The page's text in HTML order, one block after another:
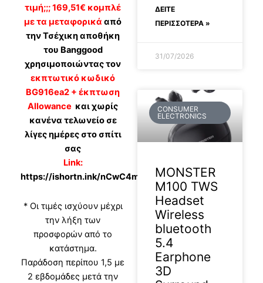
τιμή;;; 169,51€ κομπλέ
με τα μεταφορικά από
την Τσέχικη αποθήκη
του Banggood
χρησιμοποιώντας τον
εκπτωτικό κωδικό
BG916ea2 + έκπτωση
Allowance και χωρίς
κανένα τελωνείο σε
λίγες ημέρες στο σπίτι
σας
Link:
https://ishortn.ink/nCwC4mvw3
* Οι τιμές ισχύουν μέχρι
την λήξη των
προσφορών από το
κατάστημα.
Παράδοση περίπου 1,5 με
2 εβδομάδες μετά την
ΔΕΊΤΕ
ΠΕΡΙΣΣΟΤΕΡΑ »
31/07/2026
CONSUMER
ELECTRONICS
MONSTER
M100 TWS
Headset
Wireless
bluetooth
5.4
Earphone
3D